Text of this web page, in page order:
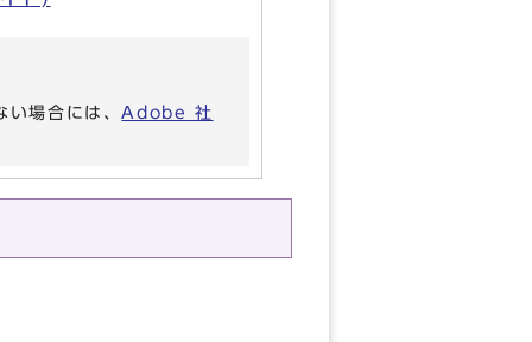
い場合には、Adobe 社